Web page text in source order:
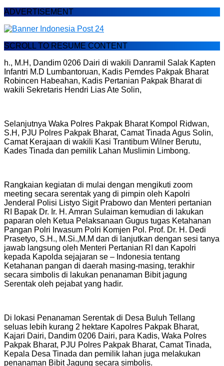
ADVERTISEMENT
SCROLL TO RESUME CONTENT
h., M.H, Dandim 0206 Dairi di wakili Danramil Salak Kapten
Infantri M.D Lumbantoruan, Kadis Pemdes Pakpak Bharat
Robincen Habeahan, Kadis Pertanian Pakpak Bharat di
wakili Sekretaris Hendri Lias Ate Solin,
Selanjutnya Waka Polres Pakpak Bharat Kompol Ridwan,
S.H, PJU Polres Pakpak Bharat, Camat Tinada Agus Solin,
Camat Kerajaan di wakili Kasi Trantibum Wilner Berutu,
Kades Tinada dan pemilik Lahan Muslimin Limbong.
Rangkaian kegiatan di mulai dengan mengikuti zoom
meeting secara serentak yang di pimpin oleh Kapolri
Jenderal Polisi Listyo Sigit Prabowo dan Menteri pertanian
RI Bapak Dr. Ir. H. Amran Sulaiman kemudian di lakukan
paparan oleh Ketua Pelaksanaan Gugus tugas Ketahanan
Pangan Polri Irwasum Polri Komjen Pol. Prof. Dr. H. Dedi
Prasetyo, S.H., M.Si.,M.M dan di lanjutkan dengan sesi tanya
jawab langsung oleh Menteri Pertanian RI dan Kapolri
kepada Kapolda sejajaran se – Indonesia tentang
Ketahanan pangan di daerah masing-masing, terakhir
secara simbolis di lakukan penanaman Bibit jagung
Serentak oleh pejabat yang hadir.
Di lokasi Penanaman Serentak di Desa Buluh Tellang
seluas lebih kurang 2 hektare Kapolres Pakpak Bharat,
Kajari Dairi, Dandim 0206 Dairi, para Kadis, Waka Polres
Pakpak Bharat, PJU Polres Pakpak Bharat, Camat Tinada,
Kepala Desa Tinada dan pemilik lahan juga melakukan
penanaman Bibit Jagung secara simbolis.